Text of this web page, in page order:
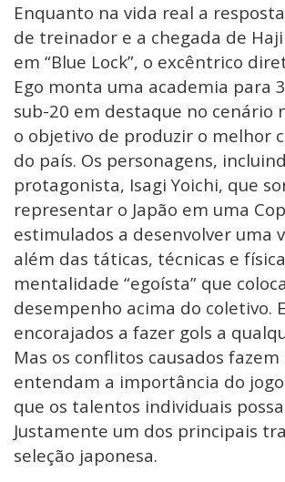
Enquanto na vida real a
de treinador e a chegada de
em “Blue Lock”, o excêntrico
Ego monta uma academia para
sub-20 em destaque no cenário
o objetivo de produzir o melhor
do país. Os personagens,
protagonista, Isagi Yoichi, que
representar o Japão em uma
estimulados a desenvolver uma
além das táticas, técnicas e
mentalidade “egoísta” que
desempenho acima do coletivo.
encorajados a fazer gols a
Mas os conflitos causados
entendam a importância do
que os talentos individuais
Justamente um dos principais
seleção japonesa.